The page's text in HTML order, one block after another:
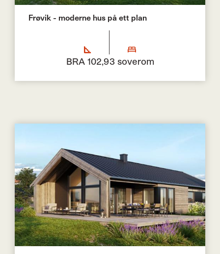
Frøvik - moderne hus på ett plan
BRA 102,93 soverom